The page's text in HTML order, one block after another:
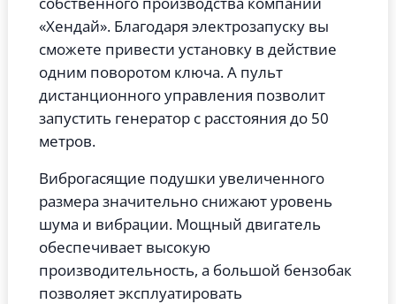
«Хендай». Благодаря электрозапуску вы
сможете привести установку в действие
одним поворотом ключа. А пульт
дистанционного управления позволит
запустить генератор с расстояния до 50
метров.
Виброгасящие подушки увеличенного
размера значительно снижают уровень
шума и вибрации. Мощный двигатель
обеспечивает высокую
производительность, а большой бензобак
позволяет эксплуатировать